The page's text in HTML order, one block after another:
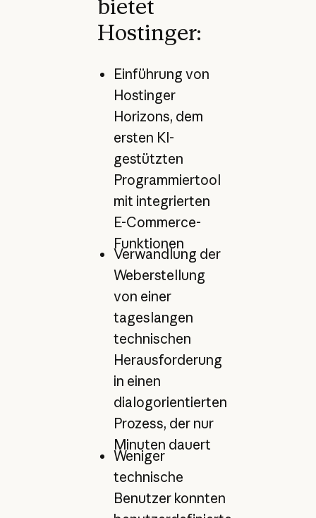
bietet
Hostinger:
Einführung von
Hostinger
Horizons, dem
ersten KI-
gestützten
Programmiertool
mit integrierten
E-Commerce-
Funktionen
Verwandlung der
Weberstellung
von einer
tageslangen
technischen
Herausforderung
in einen
dialogorientierten
Prozess, der nur
Minuten dauert
Weniger
technische
Benutzer konnten